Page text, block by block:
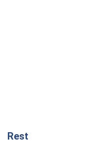
Rest